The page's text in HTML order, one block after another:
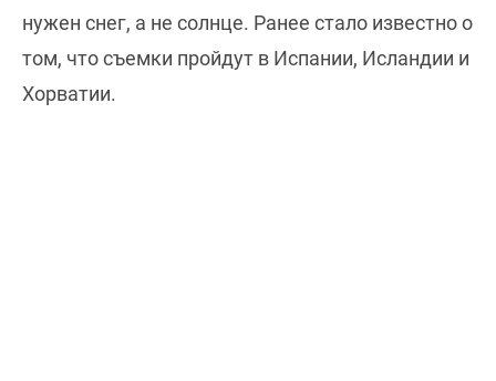
нужен снег, а не солнце. Ранее стало известно о
том, что съемки пройдут в Испании, Исландии и
Хорватии.